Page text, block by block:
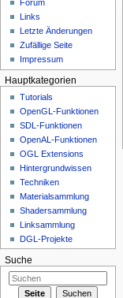
Forum
Links
Letzte Änderungen
Zufällige Seite
Impressum
Hauptkategorien
Tutorials
OpenGL-Funktionen
SDL-Funktionen
OpenAL-Funktionen
OGL Extensions
Hintergrundwissen
Techniken
Materialsammlung
Shadersammlung
Linksammlung
DGL-Projekte
Suche